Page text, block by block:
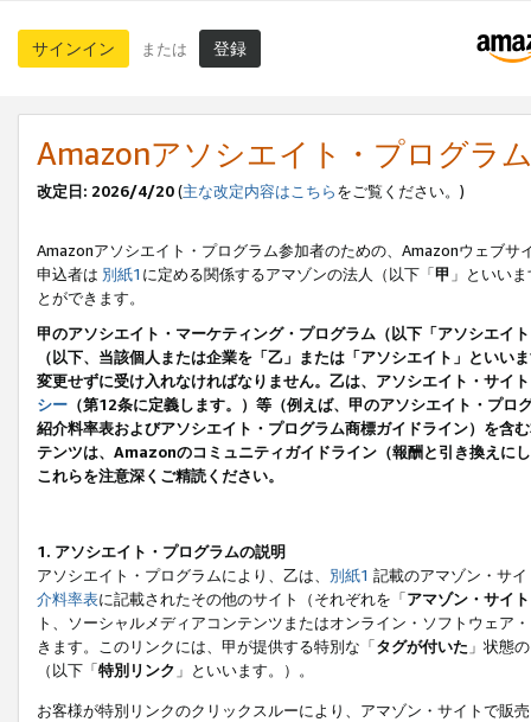
サインイン または 登録
Amazonアソシエイト・プログラ
改定日: 2026/4/20(主な改定内容はこちらをご覧ください。)
Amazonアソシエイト・プログラム参加者のための、Amazonウェブサ
申込者は 別紙1 に定める関係するアマゾンの法人（以下「甲 」といい
とができます。
甲のアソシエイト・マーケティング・プログラム（以下「アソシエイ
（以下、当該個人または企業を「乙」または「アソシエイト」とい
変更せずに受け入れなければなりません。乙は、アソシエイト・サイ
シー （第12条に定義します。）等（例えば、甲のアソシエイト・プ
紹介料率表およびアソシエイト・プログラム商標ガイドライン）を
テンツは、Amazonのコミュニティガイドライン（報酬と引き換えに
これらを注意深くご精読ください。
1. アソシエイト・プログラムの説明
アソシエイト・プログラムにより、乙は、 別紙1 記載のアマゾン・サ
介料率表に記載されたその他のサイト（それぞれを「アマゾン・サイト
ト、ソーシャルメディアコンテンツまたはオンライン・ソフトウェア
きます。このリンクには、甲が提供する特別な「タグが付いた 」状態
（以下「特別リンク 」といいます。）。
お客様が特別リンクのクリックスルーにより、アマゾン・サイトで販